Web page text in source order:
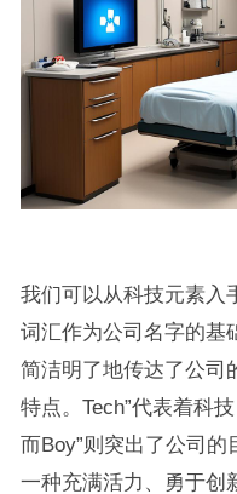
我们可以从科技元素入
词汇作为公司名字的基
简洁明了地传达了公司
特点。Tech”代表着科
而Boy”则突出了公司的
一种充满活力、勇于创